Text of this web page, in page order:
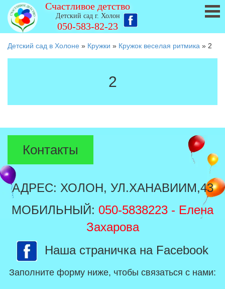
Счастливое детство
Детский сад г. Холон
050-583-82-23
Детский сад в Холоне » Кружки » Кружок веселая ритмика » 2
2
Контакты
АДРЕС: ХОЛОН, УЛ.ХАНАВИИМ,43
МОБИЛЬНЫЙ: 050-5838223 - Елена
Захарова
Наша страничка на Facebook
Заполните форму ниже, чтобы связаться с нами: